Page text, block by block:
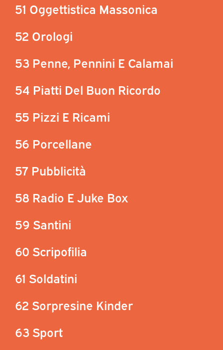
51 Oggettistica Massonica
52 Orologi
53 Penne, Pennini E Calamai
54 Piatti Del Buon Ricordo
55 Pizzi E Ricami
56 Porcellane
57 Pubblicità
58 Radio E Juke Box
59 Santini
60 Scripofilia
61 Soldatini
62 Sorpresine Kinder
63 Sport